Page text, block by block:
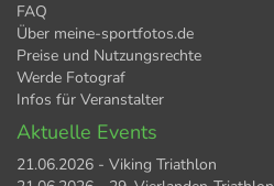
FAQ
Über meine-sportfotos.de
Preise und Nutzungsrechte
Werde Fotograf
Infos für Veranstalter
Aktuelle Events
21.06.2026 - Viking Triathlon